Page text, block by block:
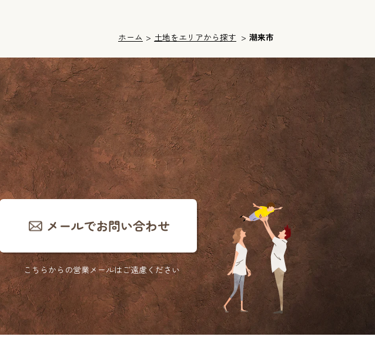
ホーム 土地をエリアから探す 潮来市
メールでお問い合わせ
こちらからの営業メールはご遠慮ください